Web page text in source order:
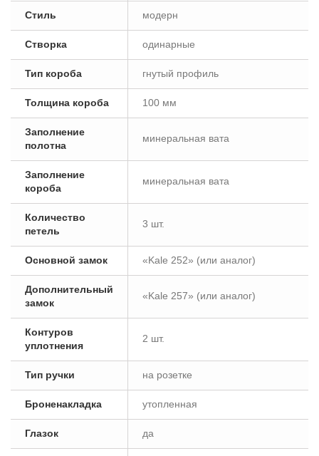
Стиль модерн
Створка одинарные
Тип короба гнутый профиль
Толщина короба 100 мм
Заполнение
полотна
минеральная вата
Заполнение
короба
минеральная вата
Количество
петель
3 шт.
Основной замок «Kale 252» (или аналог)
Дополнительный
замок
«Kale 257» (или аналог)
Контуров
уплотнения
2 шт.
Тип ручки на розетке
Броненакладка утопленная
Глазок да